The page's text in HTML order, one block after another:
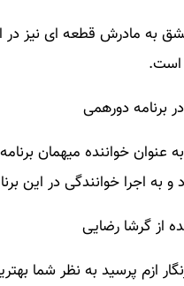
به مادرش قطعه ای نیز در
است.
برنامه دورهمی
از گرشا رضایی
ازم پرسید به نظر شما